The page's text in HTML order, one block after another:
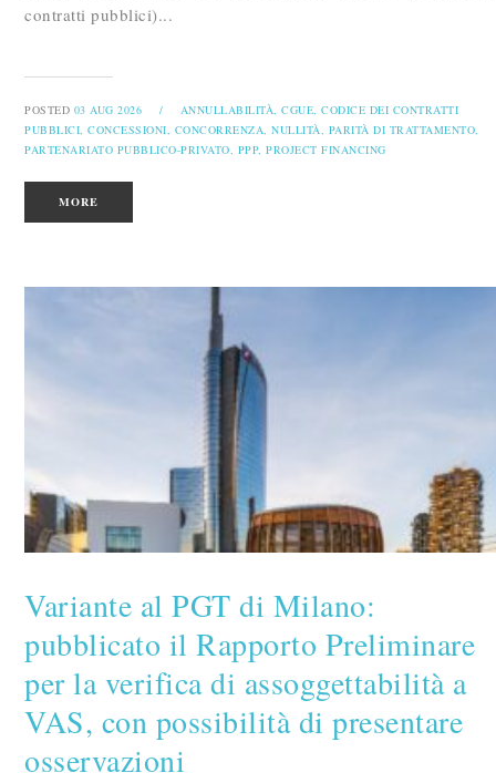
contratti pubblici)...
POSTED 03 AUG 2026 / ANNULLABILITÀ, CGUE, CODICE DEI CONTRATTI
PUBBLICI, CONCESSIONI, CONCORRENZA, NULLITÀ,
PARITÀ DI TRATTAMENTO,
PARTENARIATO PUBBLICO-PRIVATO, PPP, PROJECT FINANCING
MORE
Variante al PGT di Milano:
pubblicato il Rapporto Preliminare
per la verifica di assoggettabilità a
VAS, con possibilità di presentare
osservazioni